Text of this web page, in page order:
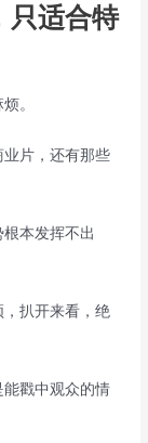
只适合特
。
片，还有那些
本发挥不出
扒开来看，绝
戳中观众的情